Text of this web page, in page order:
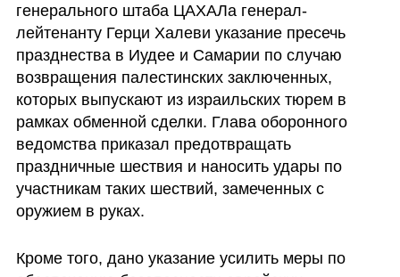
генерального штаба ЦАХАЛа генерал-
лейтенанту Герци Халеви указание пресечь
празднества в Иудее и Самарии по случаю
возвращения палестинских заключенных,
которых выпускают из израильских тюрем в
рамках обменной сделки. Глава оборонного
ведомства приказал предотвращать
праздничные шествия и наносить удары по
участникам таких шествий, замеченных с
оружием в руках.
Кроме того, дано указание усилить меры по